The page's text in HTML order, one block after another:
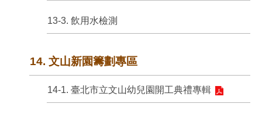
13-3. 飲用水檢測
14. 文山新園籌劃專區
14-1. 臺北市立文山幼兒園開工典禮專輯